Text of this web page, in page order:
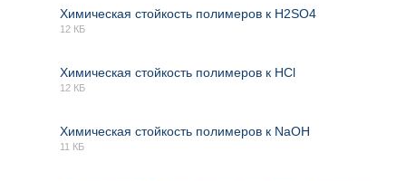
Химическая стойкость полимеров к H2SO4
12 КБ
Химическая стойкость полимеров к HCl
12 КБ
Химическая стойкость полимеров к NaOH
11 КБ